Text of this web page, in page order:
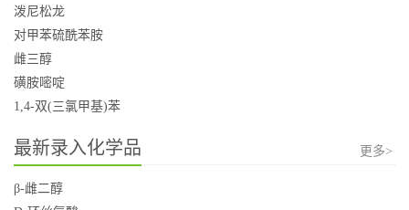
泼尼松龙
对甲苯硫酰苯胺
雌三醇
磺胺嘧啶
1,4-双(三氯甲基)苯
最新录入化学品 更多>
β-雌二醇